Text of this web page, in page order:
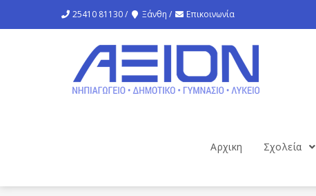
25410 81130 / Ξάνθη / Επικοινωνία
Αρχικη Σχολεία